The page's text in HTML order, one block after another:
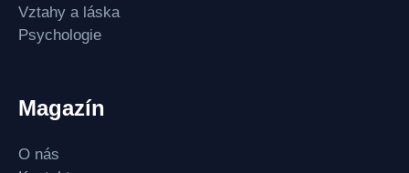
Vztahy a láska
Psychologie
Magazín
O nás